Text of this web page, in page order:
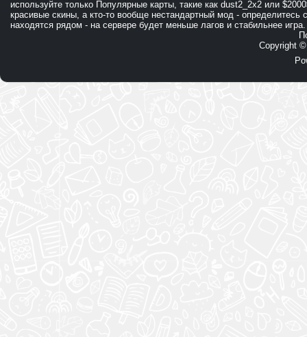
используйте только Популярные карты, такие как dust2_2x2 или
красивые скины, а кто-то вообще нестандартный мод -
находятся рядом - на сервере будет меньше лагов и стабильнее игра.
Copyright